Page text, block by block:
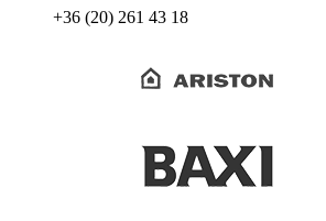
+36 (20) 261 43 18